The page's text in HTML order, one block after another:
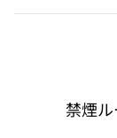
禁煙ル